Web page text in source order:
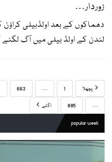
زوردار…
دھماکوں کے بعد اولڈبیلی کراؤن
لندن کے اولڈ بیلی میں آگ لگنے
پچھلا 1
…
663
…
885 اگلے
popular week